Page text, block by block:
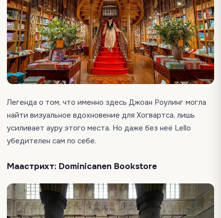
Легенда о том, что именно здесь Джоан Роулинг могла
найти визуальное вдохновение для Хогвартса, лишь
усиливает ауру этого места. Но даже без неё Lello
убедителен сам по себе.
Маастрихт: Dominicanen Bookstore